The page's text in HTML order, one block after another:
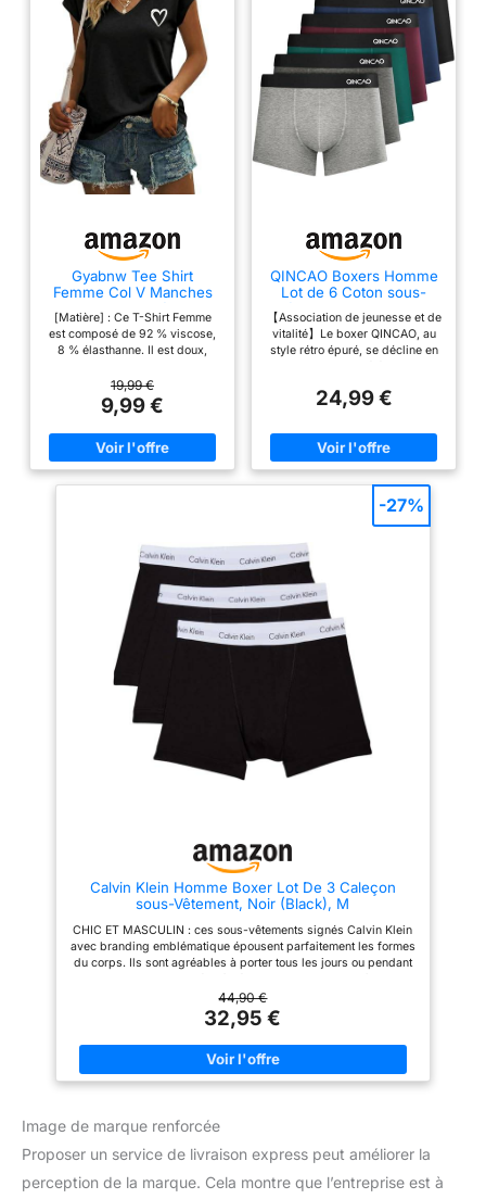
Gyabnw Tee Shirt
Femme Col V Manches
Courtes Imprimé Cœur
[Matière] : Ce T-Shirt Femme
est composé de 92 % viscose,
8 % élasthanne. Il est doux,
confortable à porter. La matière
extensible assure confort et
liberté de mouvement, faisant
de ce tee shirt femme un
indispensable.
[Caractéristiques] : t shirt
sobre, offrant un style
décontracté parfait pour l'été.
Le haut femme chic et elegant
révèle votre charme féminin.
[Tenues] : Ce tee shirt femme
col v se marie parfaitement
avec un jean, un short, une jupe
ou un legging. Ce haut femme
ete passe sans effort du jour à
la nuit en changeant simplement
de bas. Ces t-shirts à manches
courtes femme offrent des
possibilités de style infinies
pour toutes les occasions.
[Occasions] : Ce t shirt femme
rendez-vous. Ce tee shirt col v
femme allie confort et élégance
et est un excellent choix pour
toutes les occasions. [Entretien]
recommandé. Ne pas javelliser,
ne pas repasser, afin de
préserver la qualité du vetement
19,99 €
9,99 €
QINCAO Boxers Homme
Lot de 6 Coton sous-
Caleçons Ultra Doux
Confortale,Multicolore
×6,M
【Association de jeunesse et de
vitalité】Le boxer QINCAO, au
style rétro épuré, se décline en
vitalité. Son logo réfléchissant
d'élégance stylée. Vendu en
pack de 6. 【Tissu de haute
qualité, doux au toucher】Ces
confectionnés en coton peigné
long de 40, pour une sensation
de légèreté et de douceur
extrême, sans pinçage ni
irritation gênante. Après des
portes et lavages répétés, ils
résistent également à la
déformation, au rétrécissement
et à la décoloration. 【Excellent
rapport qualité-prix - Finition
exquise】Chaque boxer en
coton QINCAO est fabriqué par
des sous-traitants de vêtements
OEM de grandes marques. La
finition exquise, obtenue grâce
à des coutures resserrées d'une
double aiguille, les rend plus
solides et moins sujets à se
! 【Ajustement parfait】Grâce à
haute qualité et son coupe
parfaite, vous profiterez d'une
Les bordures du boxer ne se
froncent pas facilement,
garantissant ainsi un ajustement
transformé en étiquette par
thermique. Résultat : une
l'usage.
24,99 €
Calvin Klein Homme Boxer Lot De 3 Caleçon
sous-Vêtement, Noir (Black), M
CHIC ET MASCULIN : ces sous-vêtements signés Calvin Klein
avec branding emblématique épousent parfaitement les formes
du corps. Ils sont agréables à porter tous les jours ou pendant
à taille mi-haute sont agréables à porter. La ceinture élastique
avec le logo classique souligne les lignes épurées. MATIÈRE
ET ENTRETIEN : articles 95 % coton et 5 % élasthanne. Lavage
et séchage en machine. COTTON STRETCH : cette collection
propose des modèles classiques en coton extensible. À porter
au quotidien pour une sensation de bien-être exceptionnelle.
qui fascine toujours autant l’univers de la mode. La marque
44,90 €
32,95 €
-27%
Image de marque renforcée
Proposer un service de livraison express peut améliorer la
perception de la marque. Cela montre que l’entreprise est à